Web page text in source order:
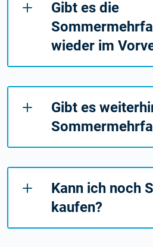
Gibt es die
wieder im
Gibt es
Kann ich noch
kaufen?